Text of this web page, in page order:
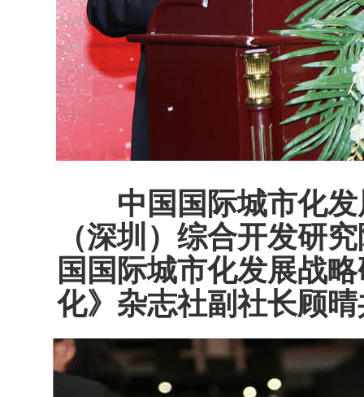
中国国际城市化
（深圳）综合开发研
国国际城市化发展战
化》杂志社副社长顾